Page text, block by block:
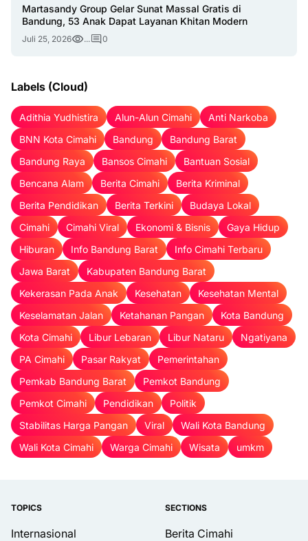
Martasandy Group Gelar Sunat Massal Gratis di
Bandung, 53 Anak Dapat Layanan Khitan Modern
Juli 25, 2026 ... 0
Labels (Cloud)
Adithia Yudhistira Alun-Alun Cimahi
Anti Narkoba
BNN Kota Cimahi
Bandung
Bandung Barat
Bandung Raya
Bansos Cimahi
Bantuan Sosial
Bencana Alam
Berita Cimahi
Berita Kriminal
Berita Pendidikan
Berita Terkini
Budaya Lokal
Cimahi
Cimahi Viral Ekonomi & Bisnis
Gaya Hidup
Hiburan
Info Bandung Barat
Info Cimahi Terbaru
Jawa Barat
Kabupaten Bandung Barat
Kekerasan Pada Anak
Kesehatan
Kesehatan Mental
Keselamatan Jalan
Ketahanan Pangan
Kota Bandung
Kota Cimahi
Libur Lebaran Libur Nataru
Ngatiyana
PA Cimahi
Pasar Rakyat
Pemerintahan
Pemkab Bandung Barat
Pemkot Bandung
Pemkot Cimahi
Pendidikan
Politik
Stabilitas Harga Pangan
Viral
Wali Kota Bandung
Wali Kota Cimahi
Warga Cimahi Wisata umkm
TOPICS
Internasional
SECTIONS
Berita Cimahi